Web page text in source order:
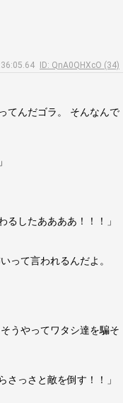
ID: QnA0QHXcO (34)
てんだゴラ。 そんなんで
したああああ！！！」
って言われるんだよ。
うやってワタシ達を騙そ
さっさと敵を倒す！！」